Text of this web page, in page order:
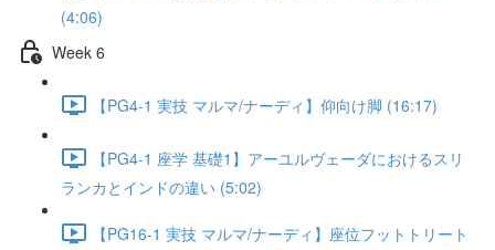
(4:06)
Week 6
【PG4-1 実技 マルマ/ナーディ】仰向け脚 (16:17)
【PG4-1 座学 基礎1】アーユルヴェーダにおけるスリ
ランカとインドの違い (5:02)
【PG16-1 実技 マルマ/ナーディ】座位フットトリート